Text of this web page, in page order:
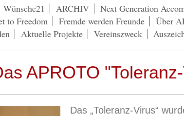
Wünsche21 ARCHIV Next Generation
to Freedom
Fremde werden Freunde Über
Aktuelle Projekte Vereinszweck
APROTO
Das „Toleranz-Virus“